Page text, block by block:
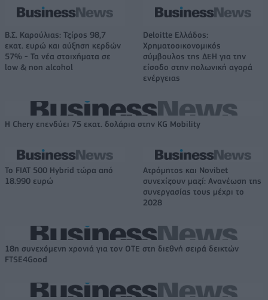
Β.Σ. Καρούλιας: Τζίρος 98,7
εκατ. ευρώ και αύξηση κερδών
57% - Τα νέα στοιχήματα σε
low & non alcohol
Deloitte Ελλάδος:
Χρηματοοικονομικός
σύμβουλος της ΔΕΗ για την
είσοδο στην πολωνική αγορά
ενέργειας
Η Chery επενδύει 75 εκατ. δολάρια στην KG Mobility
Το FIAT 500 Hybrid τώρα από
18.990 ευρώ
Ατρόμητος και Novibet
συνεχίζουν μαζί: Ανανέωση της
συνεργασίας τους μέχρι το
2028
18η συνεχόμενη χρονιά για τον ΟΤΕ στη διεθνή σειρά δεικτών
FTSE4Good